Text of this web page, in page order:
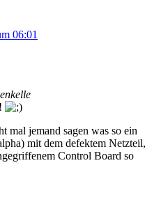
06:01
mal jemand sagen was so ein
mit dem defektem Netzteil,
Control Board so